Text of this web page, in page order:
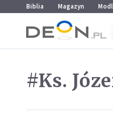
Przejdź do menu głównego
Przejdź do treści
Biblia Magazyn
#Ks.